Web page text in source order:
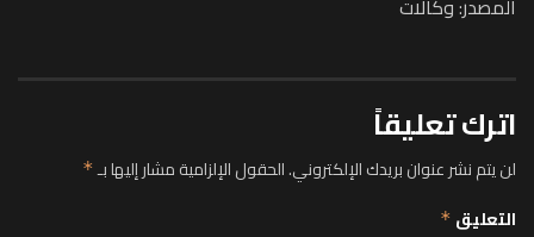
اترك تعليقاً
لن يتم نشر عنوان بريدك الإلكتروني.الحقول الإلزامية مشار إليها بـ*
التعليق *